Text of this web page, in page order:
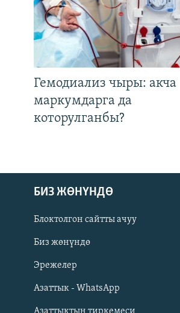
Русский
ОНЛАЙН ШЕРИНЕ
Гемодиализ чыры: акча
маркумдарга да
которулганбы?
БИЗ ЖӨНҮНДӨ
Блоктолгон сайтты ачуу
Биз жөнүндө
Эрежелер
Азаттык - WhatsApp